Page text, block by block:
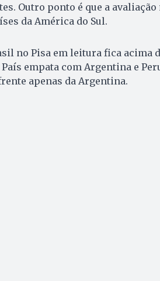
Outro ponto é que a avaliação
da América do Sul.
no Pisa em leitura fica acima
empata com Argentina e
apenas da Argentina.